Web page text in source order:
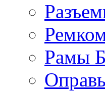
Рамы